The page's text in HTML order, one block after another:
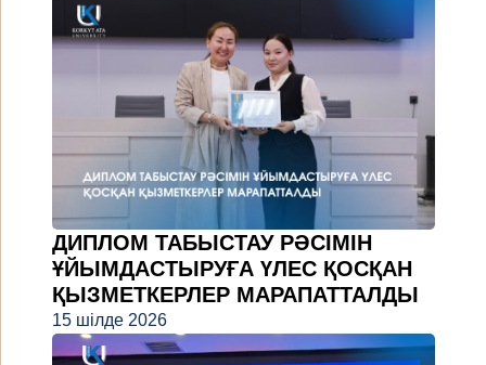
ДИПЛОМ ТАБЫСТАУ РӘСІМІН
ҰЙЫМДАСТЫРУҒА ҮЛЕС ҚОСҚАН
ҚЫЗМЕТКЕРЛЕР МАРАПАТТАЛДЫ
15 шілде 2026